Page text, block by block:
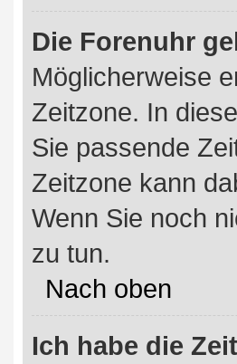
Die Forenuhr
Möglicherweise
Zeitzone. In
Sie passende
Zeitzone kann
Wenn Sie noch
zu tun.
Nach oben
Ich habe die